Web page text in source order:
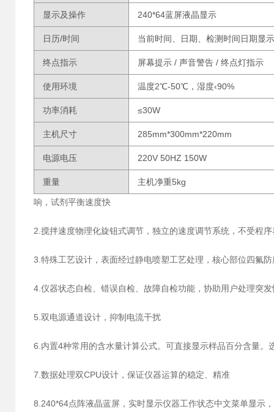
显示及操作 240*64蓝屏液晶显示
日历/时间 当前时间、日期、检测时间日期显示
终点指示 屏幕提示 / 声音警告 / 终点灯指示
使用环境 温度2℃-50℃，湿度‹90%
功率消耗 ≤30W
主机尺寸 285mm*300mm*220mm
电源电压 220V 50HZ 150W
重量 主机净重5kg
响，试剂平衡速度快
2.搅拌速度物理化旋钮式调节，独立的速度调节系统，不受程
3.特殊工艺设计，表面经过静电喷塑工艺处理，核心部位四氟
4.仪器状态自检、错误自检、故障自检功能，协助用户处理突
5.双电源通道设计，抑制电流干扰
6.内置4种常用的含水量计算公式。可直接显示样品百分含量。
7.数据处理双CPU设计，保证仪器运算的稳定、精准
8.240*64点阵液晶蓝屏，实时显示仪器工作状态中文菜单显示